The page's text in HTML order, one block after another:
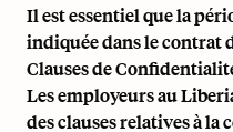
Il est essentiel que la
indiquée dans le contrat
Clauses de
Les employeurs au
des clauses relatives à